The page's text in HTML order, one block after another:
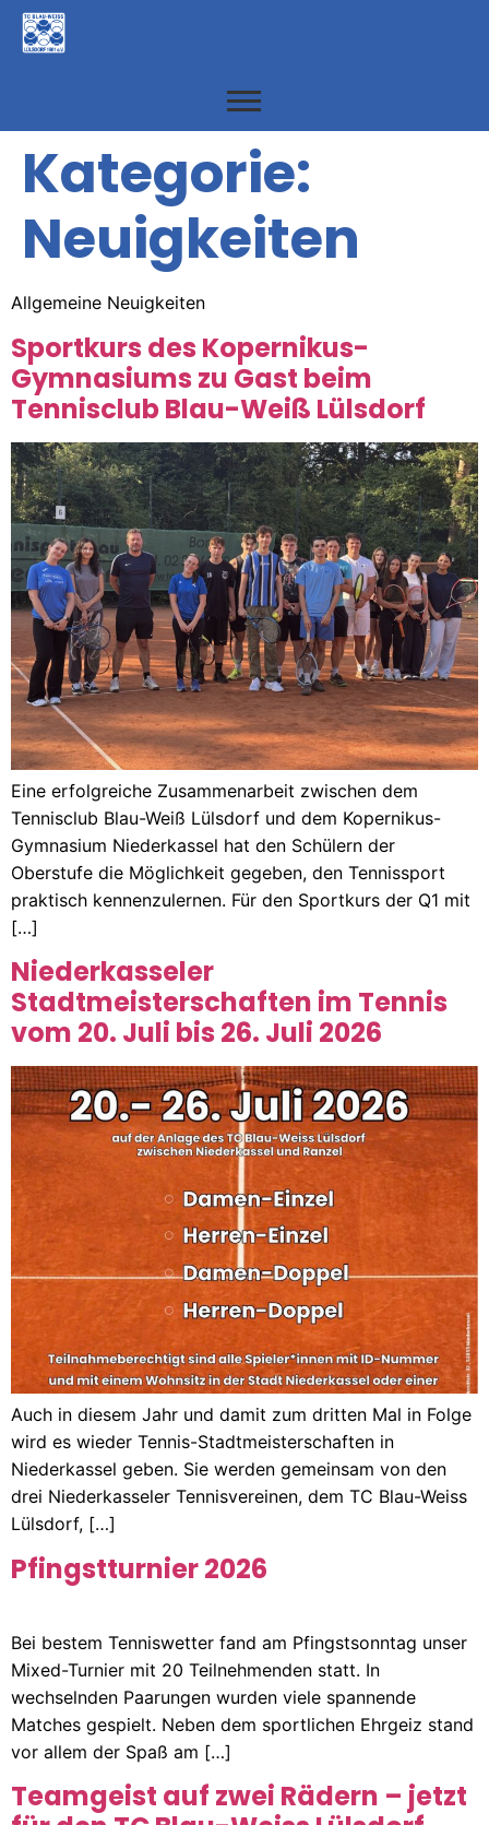
Kategorie:
Neuigkeiten
Allgemeine Neuigkeiten
Sportkurs des Kopernikus-
Gymnasiums zu Gast beim
Tennisclub Blau-Weiß Lülsdorf
Eine erfolgreiche Zusammenarbeit zwischen dem
Tennisclub Blau-Weiß Lülsdorf und dem Kopernikus-
Gymnasium Niederkassel hat den Schülern der
Oberstufe die Möglichkeit gegeben, den Tennissport
praktisch kennenzulernen. Für den Sportkurs der Q1 mit
[…]
Niederkasseler
Stadtmeisterschaften im Tennis
vom 20. Juli bis 26. Juli 2026
Auch in diesem Jahr und damit zum dritten Mal in Folge
wird es wieder Tennis-Stadtmeisterschaften in
Niederkassel geben. Sie werden gemeinsam von den
drei Niederkasseler Tennisvereinen, dem TC Blau-Weiss
Lülsdorf, […]
Pfingstturnier 2026
Bei bestem Tenniswetter fand am Pfingstsonntag unser
Mixed-Turnier mit 20 Teilnehmenden statt. In
wechselnden Paarungen wurden viele spannende
Matches gespielt. Neben dem sportlichen Ehrgeiz stand
vor allem der Spaß am […]
Teamgeist auf zwei Rädern – jetzt